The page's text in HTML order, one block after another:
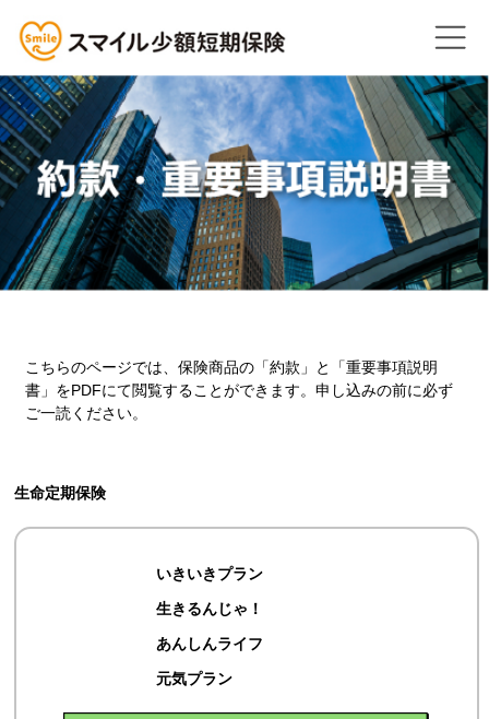
こちらのページでは、保険商品の「約款」と「重要事項説明
書」をPDFにて閲覧することができます。申し込みの前に必ず
ご一読ください。
生命定期保険
いきいきプラン
生きるんじゃ！
あんしんライフ
元気プラン